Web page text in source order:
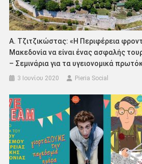
Α. Τζιτζικώστας: «Η Περιφέρεια
Μακεδονία να είναι ένας ασφαλής
– Σεμινάρια για τα υγειονομικά
3 Ιουνίου 2020 Pieria Social